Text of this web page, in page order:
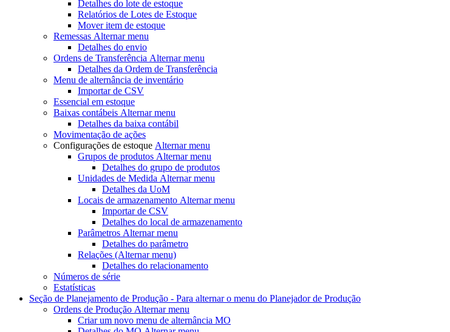
Detalhes do lote de estoque
Relatórios de Lotes de Estoque
Mover item de estoque
Remessas Alternar menu
Detalhes do envio
Ordens de Transferência Alternar menu
Detalhes da Ordem de Transferência
Menu de alternância de inventário
Importar de CSV
Essencial em estoque
Baixas contábeis Alternar menu
Detalhes da baixa contábil
Movimentação de ações
Configurações de estoque Alternar menu
Grupos de produtos Alternar menu
Detalhes do grupo de produtos
Unidades de Medida Alternar menu
Detalhes da UoM
Locais de armazenamento Alternar menu
Importar de CSV
Detalhes do local de armazenamento
Parâmetros Alternar menu
Detalhes do parâmetro
Relações (Alternar menu)
Detalhes do relacionamento
Números de série
Estatísticas
Seção de Planejamento de Produção - Para alternar o menu do Planejador de Produção
Ordens de Produção Alternar menu
Criar um novo menu de alternância MO